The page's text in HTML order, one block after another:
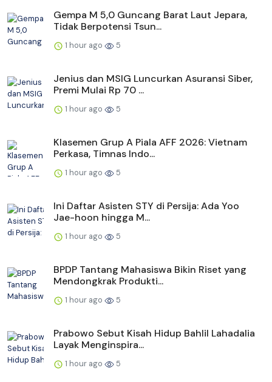
Gempa M 5,0 Guncang Barat Laut Jepara,
Tidak Berpotensi Tsun...
1 hour ago 5
Jenius dan MSIG Luncurkan Asuransi Siber,
Premi Mulai Rp 70 ...
1 hour ago 5
Klasemen Grup A Piala AFF 2026: Vietnam
Perkasa, Timnas Indo...
1 hour ago 5
Ini Daftar Asisten STY di Persija: Ada Yoo
Jae-hoon hingga M...
1 hour ago 5
BPDP Tantang Mahasiswa Bikin Riset yang
Mendongkrak Produkti...
1 hour ago 5
Prabowo Sebut Kisah Hidup Bahlil Lahadalia
Layak Menginspira...
1 hour ago 5